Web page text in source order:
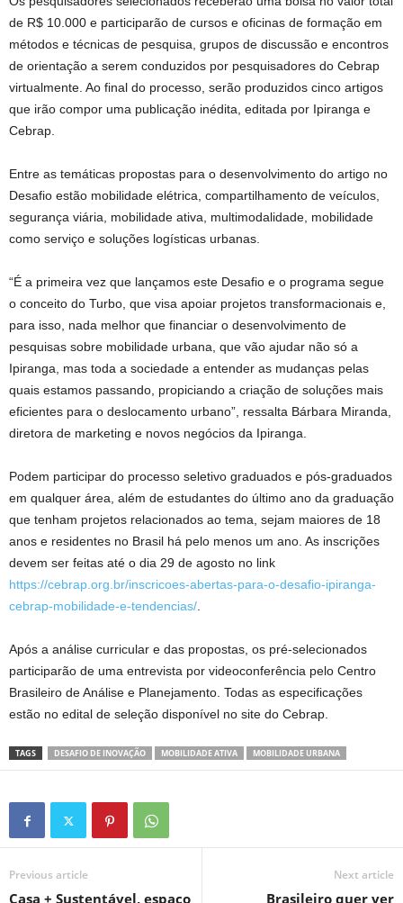
de R$ 10.000 e participarão de cursos e oficinas de formação em
métodos e técnicas de pesquisa, grupos de discussão e encontros
de orientação a serem conduzidos por pesquisadores do Cebrap
virtualmente. Ao final do processo, serão produzidos cinco artigos
que irão compor uma publicação inédita, editada por Ipiranga e
Cebrap.
Entre as temáticas propostas para o desenvolvimento do artigo no
Desafio estão mobilidade elétrica, compartilhamento de veículos,
segurança viária, mobilidade ativa, multimodalidade, mobilidade
como serviço e soluções logísticas urbanas.
“É a primeira vez que lançamos este Desafio e o programa segue
o conceito do Turbo, que visa apoiar projetos transformacionais e,
para isso, nada melhor que financiar o desenvolvimento de
pesquisas sobre mobilidade urbana, que vão ajudar não só a
Ipiranga, mas toda a sociedade a entender as mudanças pelas
quais estamos passando, propiciando a criação de soluções mais
eficientes para o deslocamento urbano”, ressalta Bárbara Miranda,
diretora de marketing e novos negócios da Ipiranga.
Podem participar do processo seletivo graduados e pós-graduados
em qualquer área, além de estudantes do último ano da graduação
que tenham projetos relacionados ao tema, sejam maiores de 18
anos e residentes no Brasil há pelo menos um ano. As inscrições
devem ser feitas até o dia 29 de agosto no link
https://cebrap.org.br/inscricoes-abertas-para-o-desafio-ipiranga-
cebrap-mobilidade-e-tendencias/.
Após a análise curricular e das propostas, os pré-selecionados
participarão de uma entrevista por videoconferência pelo Centro
Brasileiro de Análise e Planejamento. Todas as especificações
estão no edital de seleção disponível no site do Cebrap.
TAGS DESAFIO DE INOVAÇÃO MOBILIDADE ATIVA MOBILIDADE URBANA
Previous article
Casa + Sustentável, espaço
Next article
Brasileiro quer ver